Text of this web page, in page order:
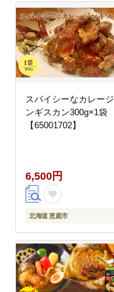
スパイシーなカレージ
ンギスカン300g×1袋
【65001702】
6,500円
北海道 恵庭市